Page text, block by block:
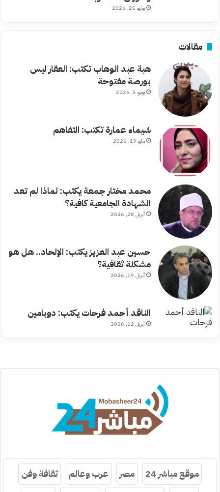
يوليو 25, 2026
مقالات
هبة عبد الوهاب تكتب: العقار ليس
بورصة مفتوحة
يونيو 5, 2026
شيماء عمارة تكتب: التفاهم
مايو 19, 2026
محمد مختار جمعة يكتب: لماذا لم تعد
الشهادة الجامعية كافية؟
أبريل 28, 2026
حسين عبد العزيز يكتب: الإلحاد.. هل هو
مشكلة ثقافية؟
أبريل 19, 2026
الناقد أحمد فرحات يكتب: دوبامين
أبريل 12, 2026
موقع مباشر 24 مصر عرب وعالم
ثقافة وفن